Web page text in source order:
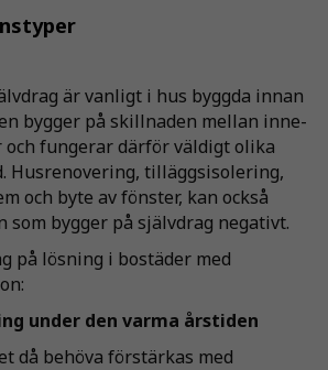
är vanligt i hus byggda innan
bygger på skillnaden mellan inne-
fungerar därför väldigt olika
Husrenovering, tilläggsisolering,
och byte av fönster, kan också
som bygger på självdrag negativt.
på lösning i bostäder med
under den varma årstiden
då behöva förstärkas med